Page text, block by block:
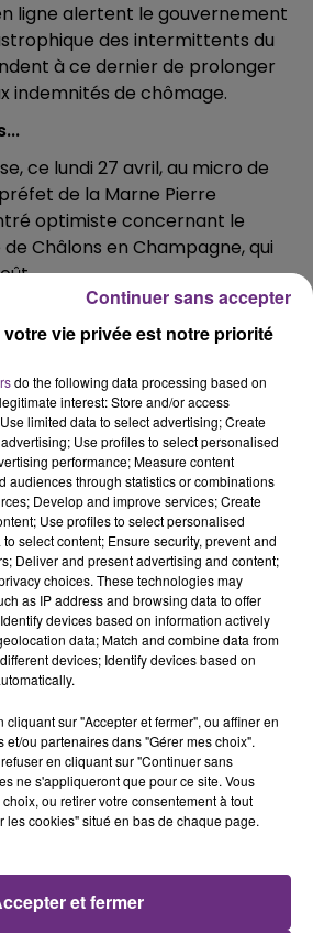
ligne alertent le gouvernement
des intermittents du
à ce dernier de prolonger
indemnités de chômage.
ce lundi 27 avril, au micro de
de la Marne Pierre
optimiste concernant le
Châlons en Champagne, qui
de Videlio préfère rester prudent,
normalement son activité
vie privée est notre priorité
do the following data processing based on
interest: Store and/or access
limited data to select advertising; Create
Use profiles to select personalised
performance; Measure content
audiences through statistics or combinations
Develop and improve services; Create
Use profiles to select personalised
select content; Ensure security, prevent and
Deliver and present advertising and content;
choices. These technologies may
as IP address and browsing data to offer
devices based on information actively
data; Match and combine data from
devices; Identify devices based on
cliquant sur "Accepter et fermer", ou affiner en
ou partenaires dans "Gérer mes choix".
en cliquant sur "Continuer sans
ne s'appliqueront que pour ce site. Vous
ou retirer votre consentement à tout
les cookies" situé en bas de chaque page.
et fermer
Continuer sans accepter